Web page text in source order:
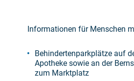
Informationen für Menschen
Behindertenparkplätze auf
Apotheke sowie an der
zum Marktplatz